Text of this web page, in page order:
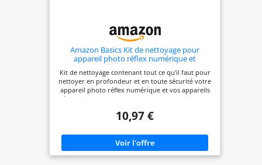
Amazon Basics Kit de nettoyage pour
appareil photo réflex numérique et
Multicolore
Kit de nettoyage contenant tout ce qu'il faut pour
nettoyer en profondeur et en toute sécurité votre
appareil photo réflex numérique et vos appareils
électroniques sensibles Stylo de nettoyage avec
nettoyage doux de l'autre pour enlever les traces
poussière sur la lentille d'un appareil photo ou
d'un objectif ; bombe à air pour retirer la saleté
d'un boîtier d'appareil photo, d'un objectif, d'un
miroir ou d'un capteur réflex numérique 50
10,97 €